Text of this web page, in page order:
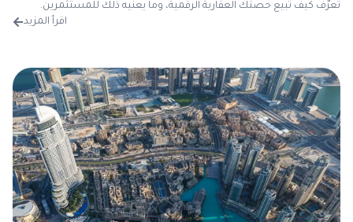
تعرّف كيف تبيع حصتك العقارية الرقمية، وما يعنيه ذلك للمستثمرين.
اقرأ المزيد